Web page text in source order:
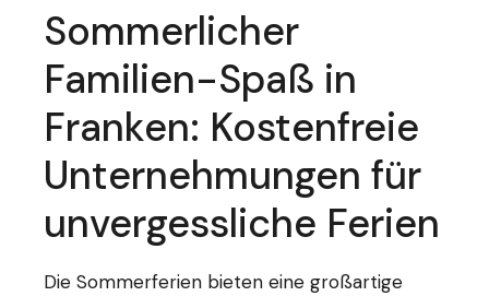
Sommerlicher
Familien-Spaß in
Franken: Kostenfreie
Unternehmungen für
unvergessliche Ferien
Die Sommerferien bieten eine großartige